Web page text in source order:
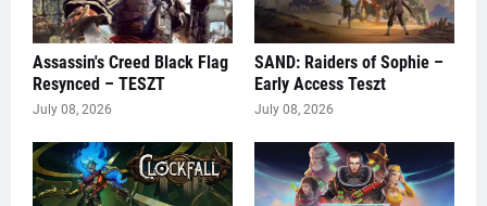
Assassin's Creed Black Flag
Resynced – TESZT
July 08, 2026
SAND: Raiders of Sophie –
Early Access Teszt
July 08, 2026